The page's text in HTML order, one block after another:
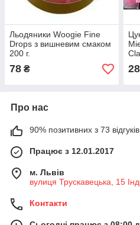
Льодяники Woogie Fine
Drops з вишневим смаком
200 г.
78 ₴
Про нас
90% позитивних з 73 відгуків
Працює з 12.01.2017
м. Львів
вулиця Трускавецька, 15
Контакти